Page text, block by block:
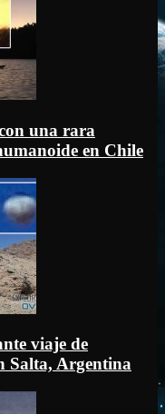
una rara
en Chile
viaje de
Salta, Argentina